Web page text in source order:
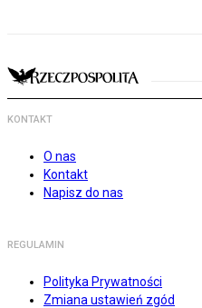
KONTAKT
O nas
Kontakt
Napisz do nas
REGULAMIN
Polityka Prywatności
Zmiana ustawień zgód